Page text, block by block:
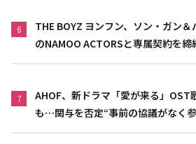
6
THE BOYZ ヨンフン、ソン・ガン
のNAMOO ACTORSと専属契約を締
7
AHOF、新ドラマ「愛が来る」OST
も…関与を否定“事前の協議がなく